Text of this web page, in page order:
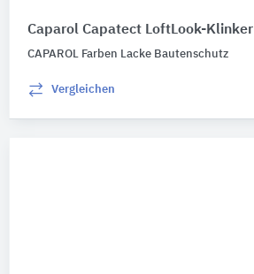
Caparol Capatect LoftLook-Klinker
CAPAROL Farben Lacke Bautenschutz
Vergleichen